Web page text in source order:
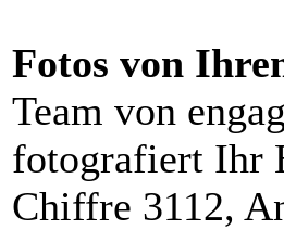
Fotos von
Team von
fotografiert Ihr
Chiffre 3112,